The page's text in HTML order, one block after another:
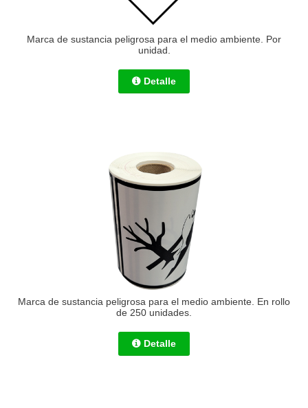
Marca de sustancia peligrosa para el medio ambiente. Por
unidad.
Detalle
Marca de sustancia peligrosa para el medio ambiente. En rollo
de 250 unidades.
Detalle